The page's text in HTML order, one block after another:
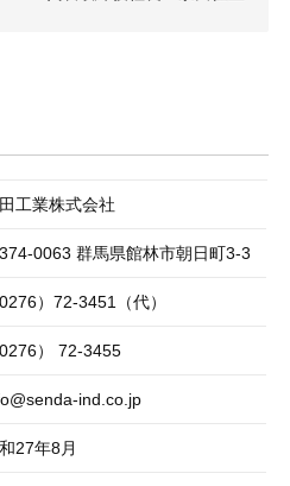
工業株式会社
0063 群馬県館林市朝日町3-3
0276）72-3451（代）
0276） 72-3455
ind.co.jp
27年8月